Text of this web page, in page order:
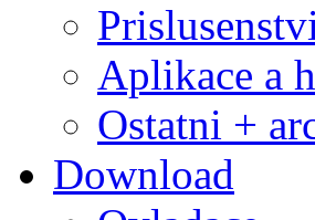
Aplikace a
Ostatni +
Download